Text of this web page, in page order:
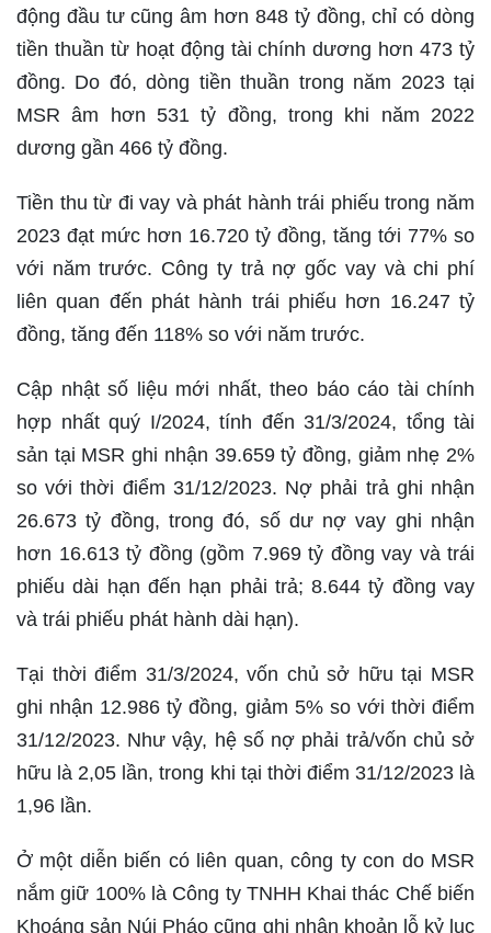
động đầu tư cũng âm hơn 848 tỷ đồng, chỉ có dòng
tiền thuần từ hoạt động tài chính dương hơn 473 tỷ
đồng. Do đó, dòng tiền thuần trong năm 2023 tại
MSR âm hơn 531 tỷ đồng, trong khi năm 2022
dương gần 466 tỷ đồng.
Tiền thu từ đi vay và phát hành trái phiếu trong năm
2023 đạt mức hơn 16.720 tỷ đồng, tăng tới 77% so
với năm trước. Công ty trả nợ gốc vay và chi phí
liên quan đến phát hành trái phiếu hơn 16.247 tỷ
đồng, tăng đến 118% so với năm trước.
Cập nhật số liệu mới nhất, theo báo cáo tài chính
hợp nhất quý I/2024, tính đến 31/3/2024, tổng tài
sản tại MSR ghi nhận 39.659 tỷ đồng, giảm nhẹ 2%
so với thời điểm 31/12/2023. Nợ phải trả ghi nhận
26.673 tỷ đồng, trong đó, số dư nợ vay ghi nhận
hơn 16.613 tỷ đồng (gồm 7.969 tỷ đồng vay và trái
phiếu dài hạn đến hạn phải trả; 8.644 tỷ đồng vay
và trái phiếu phát hành dài hạn).
Tại thời điểm 31/3/2024, vốn chủ sở hữu tại MSR
ghi nhận 12.986 tỷ đồng, giảm 5% so với thời điểm
31/12/2023. Như vậy, hệ số nợ phải trả/vốn chủ sở
hữu là 2,05 lần, trong khi tại thời điểm 31/12/2023 là
1,96 lần.
Ở một diễn biến có liên quan, công ty con do MSR
nắm giữ 100% là Công ty TNHH Khai thác Chế biến
Khoáng sản Núi Pháo cũng ghi nhận khoản lỗ kỷ lục